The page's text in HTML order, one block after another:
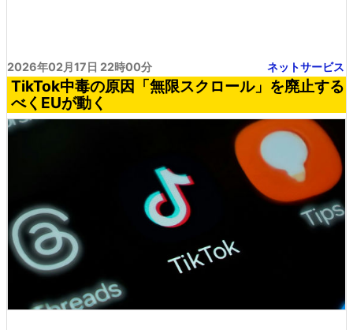
2026年02月17日 22時00分 ネットサービス
TikTok中毒の原因「無限スクロール」を廃止する
べくEUが動く